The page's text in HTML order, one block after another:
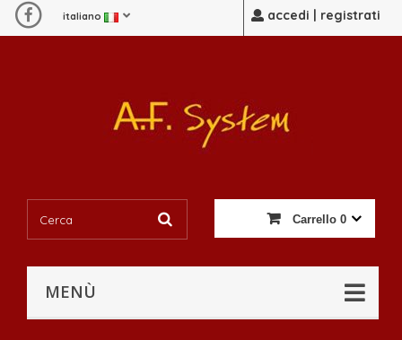
accedi | registrati
italiano
Carrello 0
MENÙ